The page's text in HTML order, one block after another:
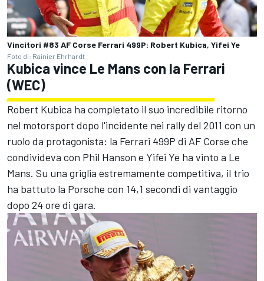
Vincitori #83 AF Corse Ferrari 499P: Robert Kubica, Yifei Ye
Foto di: Rainier Ehrhardt
Kubica vince Le Mans con la Ferrari
(WEC)
Robert Kubica ha completato il suo incredibile ritorno
nel motorsport dopo l'incidente nei rally del 2011 con un
ruolo da protagonista: la Ferrari 499P di AF Corse che
condivideva con Phil Hanson e Yifei Ye ha vinto a Le
Mans. Su una griglia estremamente competitiva, il trio
ha battuto la Porsche con 14,1 secondi di vantaggio
dopo 24 ore di gara.